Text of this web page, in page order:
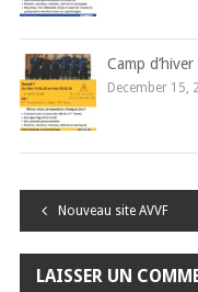
Camp
December 15,
Navigation
de
Nouveau site AVVF
LAISSER UN